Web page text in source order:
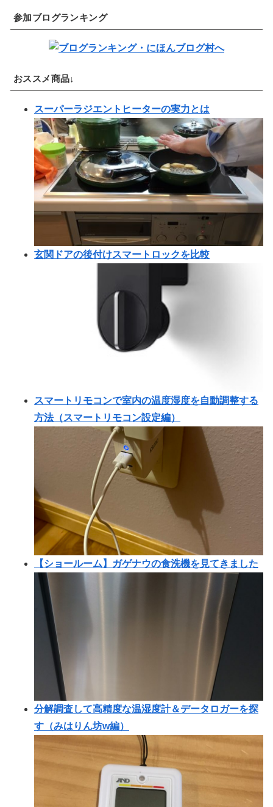
参加ブログランキング
おススメ商品↓
スーパーラジエントヒーターの実力とは
玄関ドアの後付けスマートロックを比較
スマートリモコンで室内の温度湿度を自動調整する
方法（スマートリモコン設定編）
【ショールーム】ガゲナウの食洗機を見てきました
分解調査して高精度な温湿度計＆データロガーを探
す（みはりん坊w編）